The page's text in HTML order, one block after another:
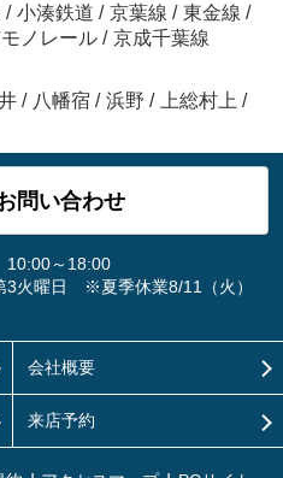
/ 小湊鉄道 / 京葉線 / 東金線 /
ノレール / 京成千葉線
/ 八幡宿 / 浜野 / 上総村上 /
問い合わせ
10:00～18:00
3火曜日 ※夏季休業8/11（火）
会社概要
来店予約